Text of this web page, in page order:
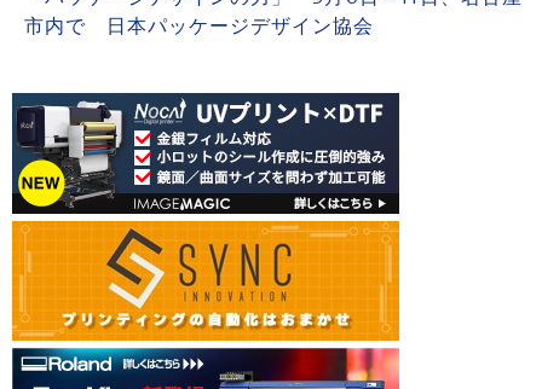
市内で 日本パッケージデザイン協会